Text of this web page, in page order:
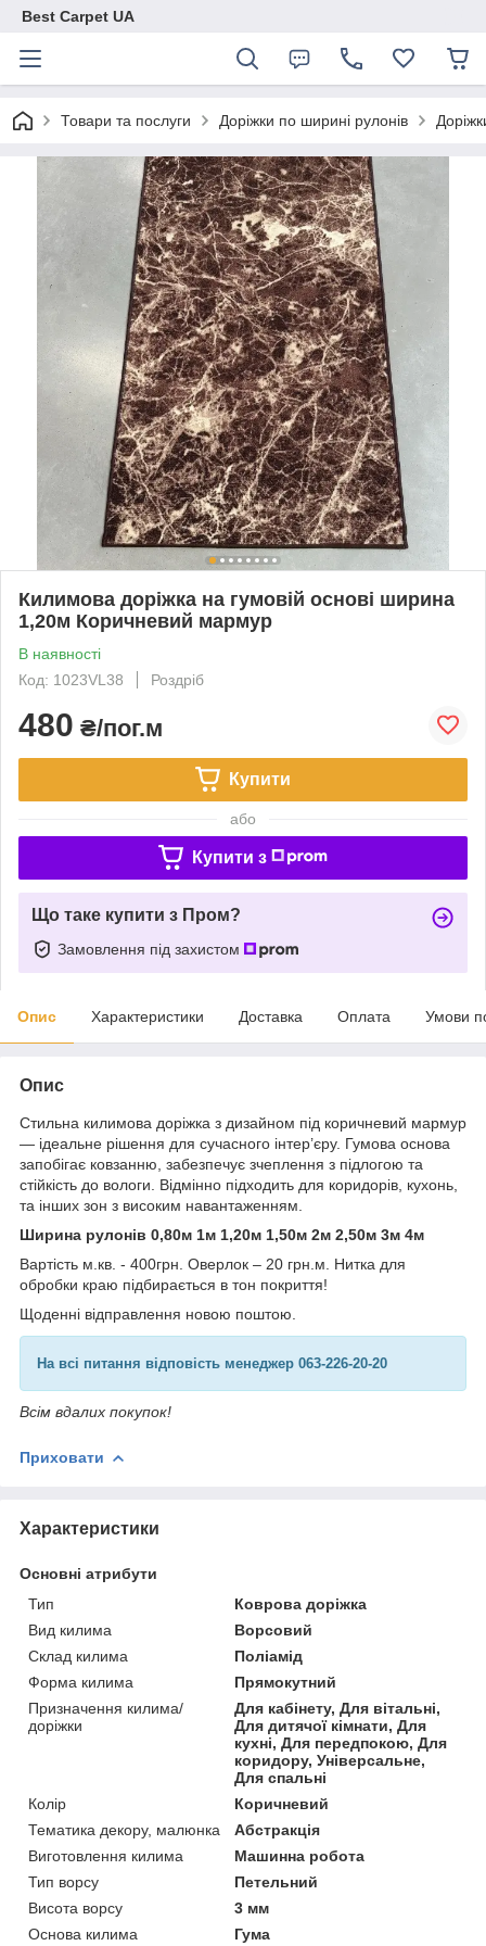
Best Carpet UA
Товари та послуги Доріжки по ширині рулонів
Килимова доріжка на гумовій основі ширина
1,20м Коричневий мармур
В наявності
Код: 1023VL38
Роздріб
480 ₴/пог.м
Купити
або
Купити з
Що таке купити з Пром?
Замовлення під захистом
Опис Характеристики Доставка Оплата Умови
Опис
Стильна килимова доріжка з дизайном під коричневий мармур
— ідеальне рішення для сучасного інтер’єру. Гумова основа
запобігає ковзанню, забезпечує зчеплення з підлогою та
стійкість до вологи. Відмінно підходить для коридорів, кухонь,
та інших зон з високим навантаженням.
Ширина рулонів 0,80м 1м 1,20м 1,50м 2м 2,50м 3м 4м
Вартість м.кв. - 400грн. Оверлок – 20 грн.м. Нитка для
обробки краю підбирається в тон покриття!
Щоденні відправлення новою поштою.
На всі питання відповість менеджер 063-226-20-20
Всім вдалих покупок!
Приховати
Характеристики
Основні атрибути
Тип
Коврова доріжка
Вид килима
Ворсовий
Склад килима
Поліамід
Форма килима
Прямокутний
Призначення килима/
доріжки
Для кабінету, Для вітальні,
Для дитячої кімнати, Для
кухні, Для передпокою, Для
коридору, Універсальне,
Для спальні
Колір
Коричневий
Тематика декору, малюнка
Абстракція
Виготовлення килима
Машинна робота
Тип ворсу
Петельний
Висота ворсу
3 мм
Основа килима
Гума